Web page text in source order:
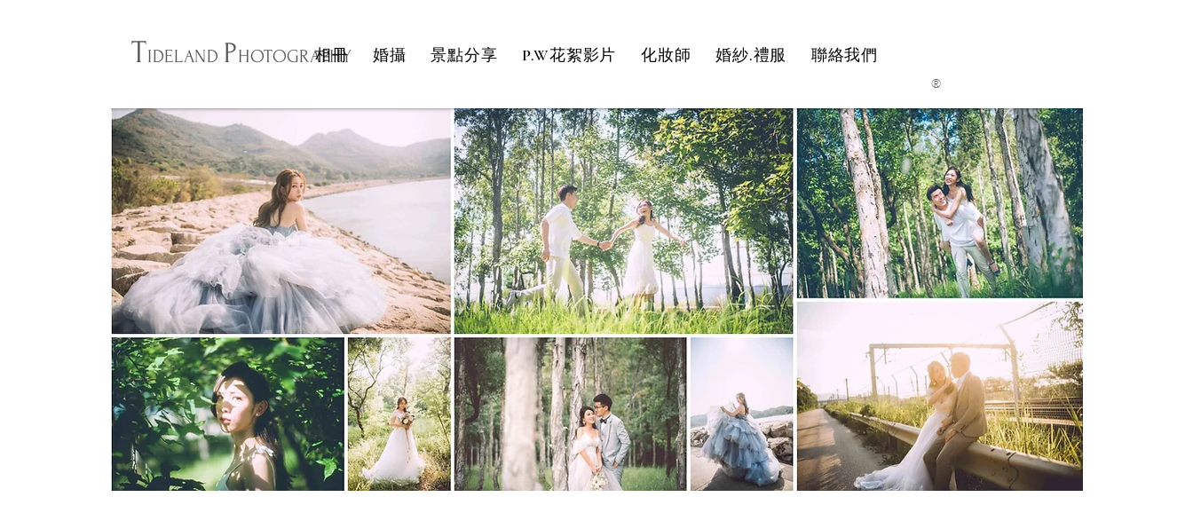
相冊 婚攝 景點分享 P.W花絮影片 化妝師 婚紗.禮服 聯絡我們
TIDELAND PHOTOGRAPHY
®